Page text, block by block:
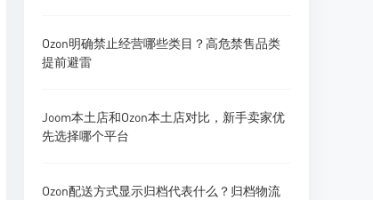
Ozon明确禁止经营哪些类目？高危禁售品类
提前避雷
Joom本土店和Ozon本土店对比，新手卖家优
先选择哪个平台
Ozon配送方式显示归档代表什么？归档物流